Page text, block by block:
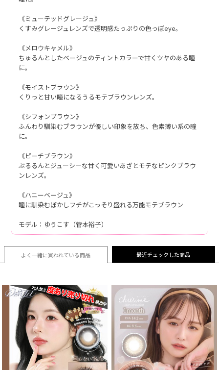
《ミューテッドグレージュ》
くすみグレージュレンズで透明感たっぷりの色っぽeye。
《メロウキャメル》
ちゅるんとしたベージュのティントカラーで甘くツヤのある瞳
に。
《モイストブラウン》
くりっと甘い瞳になるうるモテブラウンレンズ。
《シフォンブラウン》
ふんわり馴染むブラウンが優しい印象を放ち、色素薄い系の瞳
に。
《ピーチブラウン》
ぷるるんとジューシーな甘く可愛いあざとモテなピンクブラウ
ンレンズ。
《ハニーベージュ》
瞳に馴染むぼかしフチがこっそり盛れる万能モテブラウン
モデル：ゆうこす（菅本裕子）
よく一緒に買われている商品 最近チェックした商品